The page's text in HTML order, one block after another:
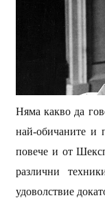
Няма какво да
най-обичаните и
повече и от
различни
удоволствие